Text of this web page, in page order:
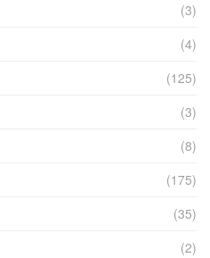
(3)
(4)
(125)
(3)
(8)
(175)
(35)
(2)